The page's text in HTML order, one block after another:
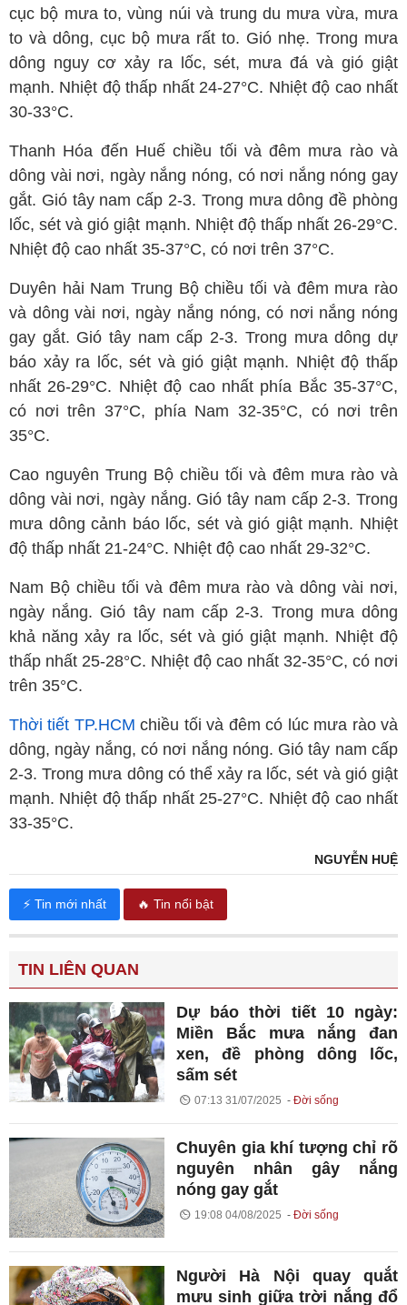
cục bộ mưa to, vùng núi và trung du mưa vừa, mưa
to và dông, cục bộ mưa rất to. Gió nhẹ. Trong mưa
dông nguy cơ xảy ra lốc, sét, mưa đá và gió giật
mạnh. Nhiệt độ thấp nhất 24-27°C. Nhiệt độ cao nhất
30-33°C.
Thanh Hóa đến Huế chiều tối và đêm mưa rào và
dông vài nơi, ngày nắng nóng, có nơi nắng nóng gay
gắt. Gió tây nam cấp 2-3. Trong mưa dông đề phòng
lốc, sét và gió giật mạnh. Nhiệt độ thấp nhất 26-29°C.
Nhiệt độ cao nhất 35-37°C, có nơi trên 37°C.
Duyên hải Nam Trung Bộ chiều tối và đêm mưa rào
và dông vài nơi, ngày nắng nóng, có nơi nắng nóng
gay gắt. Gió tây nam cấp 2-3. Trong mưa dông dự
báo xảy ra lốc, sét và gió giật mạnh. Nhiệt độ thấp
nhất 26-29°C. Nhiệt độ cao nhất phía Bắc 35-37°C,
có nơi trên 37°C, phía Nam 32-35°C, có nơi trên
35°C.
Cao nguyên Trung Bộ chiều tối và đêm mưa rào và
dông vài nơi, ngày nắng. Gió tây nam cấp 2-3. Trong
mưa dông cảnh báo lốc, sét và gió giật mạnh. Nhiệt
độ thấp nhất 21-24°C. Nhiệt độ cao nhất 29-32°C.
Nam Bộ chiều tối và đêm mưa rào và dông vài nơi,
ngày nắng. Gió tây nam cấp 2-3. Trong mưa dông
khả năng xảy ra lốc, sét và gió giật mạnh. Nhiệt độ
thấp nhất 25-28°C. Nhiệt độ cao nhất 32-35°C, có nơi
trên 35°C.
Thời tiết TP.HCM chiều tối và đêm có lúc mưa rào và
dông, ngày nắng, có nơi nắng nóng. Gió tây nam cấp
2-3. Trong mưa dông có thể xảy ra lốc, sét và gió giật
mạnh. Nhiệt độ thấp nhất 25-27°C. Nhiệt độ cao nhất
33-35°C.
NGUYỄN HUỆ
⚡ Tin mới nhất 🔥 Tin nổi bật
TIN LIÊN QUAN
Dự báo thời tiết 10 ngày:
Miền Bắc mưa nắng đan
xen, đề phòng dông lốc,
sấm sét
07:13 31/07/2025 Đời sống
Chuyên gia khí tượng chỉ rõ
nguyên nhân gây nắng
nóng gay gắt
19:08 04/08/2025 Đời sống
Người Hà Nội quay quắt
mưu sinh giữa trời nắng đổ